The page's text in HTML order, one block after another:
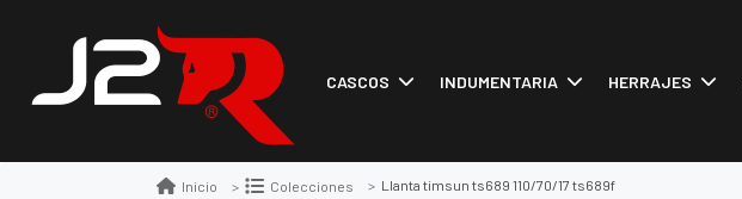
CASCOS INDUMENTARIA HERRAJES
Inicio Colecciones Llanta timsun ts689 110/70/17 ts689f